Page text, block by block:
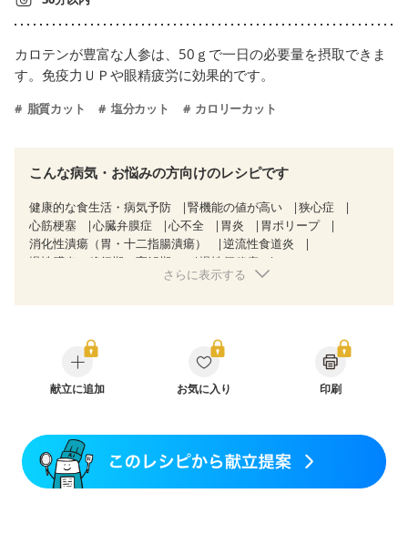
カロテンが豊富な人参は、50ｇで一日の必要量を摂取できま
す。免疫力ＵＰや眼精疲労に効果的です。
脂質カット 塩分カット カロリーカット
こんな病気・お悩みの方向けのレシピです
健康的な食生活・病気予防 腎機能の値が高い
狭心症
心筋梗塞
心臓弁膜症 心不全 胃炎
胃ポリープ
消化性潰瘍（胃・十二指腸潰瘍）
逆流性食道炎
慢性膵炎（移行期・寛解期）
慢性便秘症
過敏性腸症候群（IBS）
胃がん治療を終えた方・経過観察中の方
大腸がん治療を終えた方・経過観察中の方
大腸がん（抗がん剤治療中）
大腸がん（放射線治療中）
関節リウマチ
さらに表示する
献立に追加 お気に入り 印刷